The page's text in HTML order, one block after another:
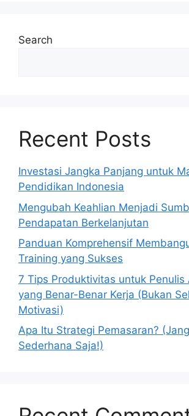
Search
Recent Posts
Investasi Jangka Panjang untuk
Pendidikan Indonesia
Mengubah Keahlian Menjadi
Pendapatan Berkelanjutan
Panduan Komprehensif
Training yang Sukses
7 Tips Produktivitas untuk Penulis
yang Benar-Benar Kerja (Bukan
Motivasi)
Apa Itu Strategi Pemasaran?
Sederhana Saja!)